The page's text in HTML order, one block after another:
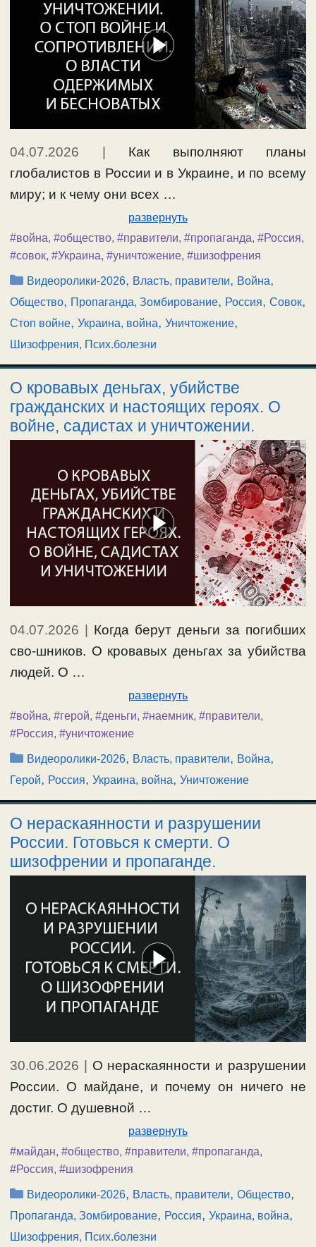
04.07.2026
Как выполняют планы
глобалистов в России и в Украине, и по всему
миру; и к чему они всех …
развернуть
#война, #общество, #правители, #пропаганда, #Россия,
#совок, #Украина, #уничтожение, #шизофрения
Рубрики
Видеоролики-2026, Власть, правители, Война,
Общество, Пропаганда, Зомбирование, Россия, Совок,
Стоп войне, Украина, война, Уничтожение,
Шизофрения, Псих.болезни
О кровавых деньгах, убийстве
гражданских и настоящих героях. О
войне, садистах и уничтожении.
04.07.2026
Когда берут деньги за погибших
сво-шников. О кровавых деньгах за убийства
людей. О …
развернуть
#война, #герой, #деньги, #наемник, #правители,
#Россия, #уничтожение
Рубрики
Видеоролики-2026, Власть, правители, Война,
Герой, Россия, Украина, война, Уничтожение
О нераскаянности и разрушении
России. Готовься к смерти. О
шизофрении и пропаганде.
30.06.2026 | О нераскаянности и разрушении
России. О майдане, и почему он ничего не
достиг. О душевной …
развернуть
#майдан, #общество, #правители, #пропаганда,
#Россия, #шизофрения
Рубрики
Видеоролики-2026, Власть, правители,Общество,
Пропаганда, Зомбирование, Россия, Украина, война,
Шизофрения, Псих.болезни